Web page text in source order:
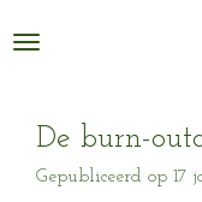
direct
hoofdinhoud
De burn-
Gepubliceerd op 17